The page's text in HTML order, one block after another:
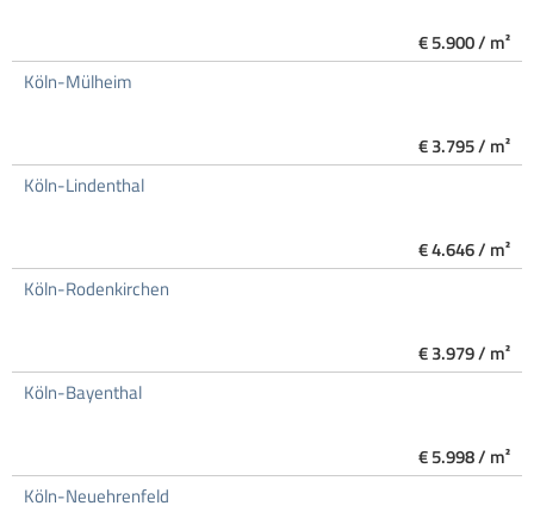
€ 5.900 / m²
Köln-Mülheim
€ 3.795 / m²
Köln-Lindenthal
€ 4.646 / m²
Köln-Rodenkirchen
€ 3.979 / m²
Köln-Bayenthal
€ 5.998 / m²
Köln-Neuehrenfeld